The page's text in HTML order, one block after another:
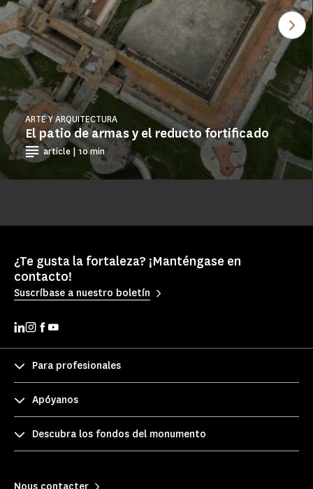
El patio de armas y el reducto fortificado
ARTE Y ARQUITECTURA
article | 10 min
¿Te gusta la fortaleza? ¡Manténgase en
contacto!
Suscríbase a nuestro boletín
Para profesionales
Apóyanos
Descubra los fondos del monumento